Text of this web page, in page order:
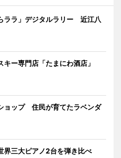
ララ」デジタルラリー 近江八
キー専門店「たまにわ酒店」
ョップ 住民が育てたラベンダ
三大ピアノ2台を弾き比べ